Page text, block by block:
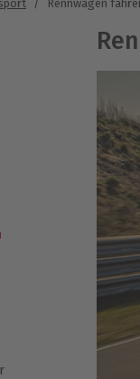
/ Rennwagen